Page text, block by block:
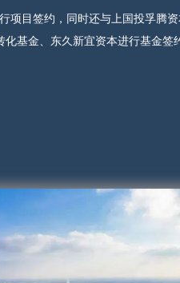
项目签约，同时还与上国投孚腾
化基金、东久新宜资本进行基金签